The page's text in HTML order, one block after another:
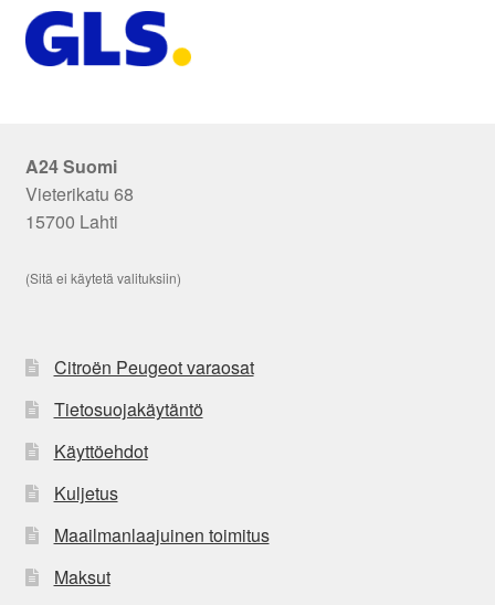
A24 Suomi
Vieterikatu 68
15700 Lahti
(Sitä ei käytetä valituksiin)
Citroën Peugeot varaosat
Tietosuojakäytäntö
Käyttöehdot
Kuljetus
Maailmanlaajuinen toimitus
Maksut